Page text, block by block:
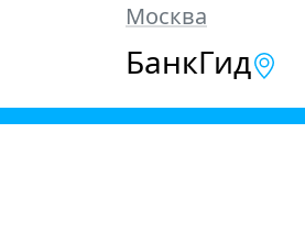
Москва
БанкГид